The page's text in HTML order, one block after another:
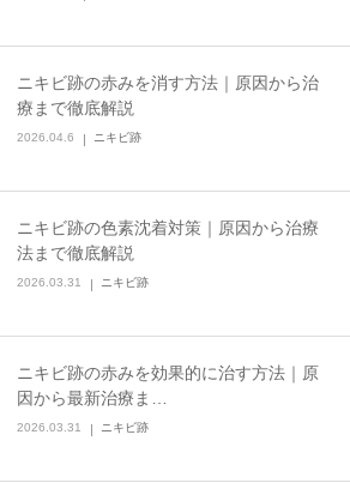
ニキビ跡の赤みを消す方法｜原因から治
療まで徹底解説
2026.04.6 ニキビ跡
ニキビ跡の色素沈着対策｜原因から治療
法まで徹底解説
2026.03.31 ニキビ跡
ニキビ跡の赤みを効果的に治す方法｜原
因から最新治療ま…
2026.03.31 ニキビ跡